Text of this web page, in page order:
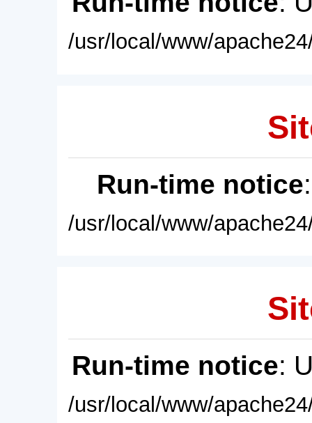
/usr/local/www/
Run-time notice
/usr/local/www/
Run-time notice:
/usr/local/www/